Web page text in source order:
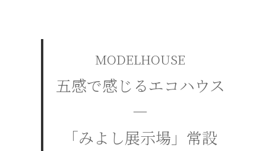
MODELHOUSE
五感で感じるエコハウス
—
「みよし展示場」常設